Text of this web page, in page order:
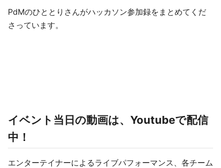
PdMのひととりさんがハッカソン参加録をまとめてくだ
さっています。
イベント当日の動画は、Youtubeで配信
中！
エンターテイナーによるライブパフォーマンス、各チーム